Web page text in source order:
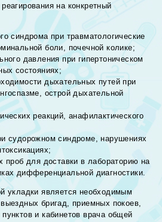
на конкретный
синдрома при травматологические
боли, почечной колике;
давления при гипертоническом
состояниях;
дыхательных путей при
острой дыхательной
реакций, анафилактического
судорожном синдроме, нарушениях
проб для доставки в лабораторию на
дифференциальной диагностики.
укладки является необходимым
бригад, приемных покоев,
и кабинетов врача общей